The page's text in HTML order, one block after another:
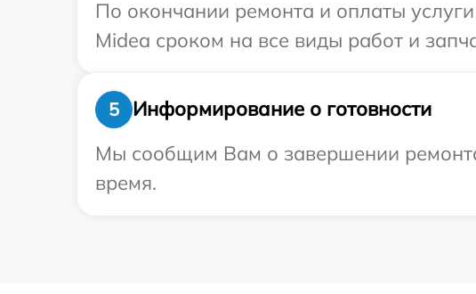
По окончании ремонта и оплаты
Midea сроком на все виды работ и
5
Информирование о готовности
Мы сообщим Вам о завершении
время.